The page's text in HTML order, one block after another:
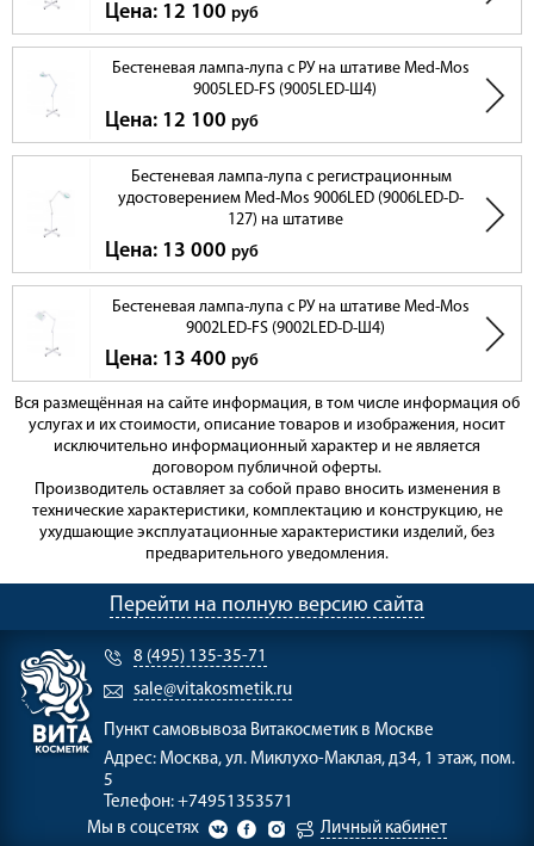
Цена: 12 100 руб
Бестеневая лампа-лупа с РУ на штативе Med-Mos
9005LED-FS (9005LED-Ш4)
Цена: 12 100 руб
Бестеневая лампа-лупа с регистрационным
удостоверением Med-Mos 9006LED (9006LED-D-
127) на штативе
Цена: 13 000 руб
Бестеневая лампа-лупа с РУ на штативе Med-Mos
9002LED-FS (9002LED-D-Ш4)
Цена: 13 400 руб
Вся размещённая на сайте информация, в том числе информация об
услугах и их стоимости, описание товаров и изображения, носит
исключительно информационный характер и не является
договором публичной оферты.
Производитель оставляет за собой право вносить изменения в
технические характеристики, комплектацию и конструкцию, не
ухудшающие эксплуатационные характеристики изделий, без
предварительного уведомления.
Перейти на полную версию сайта
8 (495) 135-35-71
sale@vitakosmetik.ru
Пункт самовывоза Витакосметик в Москве
Адрес: Москва, ул. Миклухо-Маклая, д34, 1 этаж, пом.
5
Телефон: +74951353571
Мы в соцсетях
Личный кабинет